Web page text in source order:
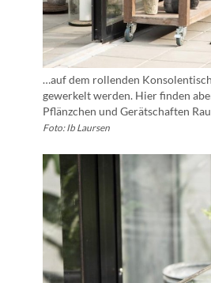
…auf dem rollenden
gewerkelt werden. Hier finden
Pflänzchen und Gerätschaften
Foto: Ib Laursen